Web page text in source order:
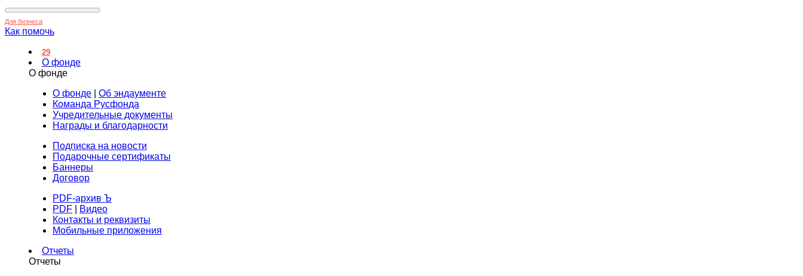
Для бизнеса
Как помочь
29
О фонде
О фонде
О фонде
Об эндаументе
Команда Русфонда
Учредительные документы
Награды и благодарности
Подписка на новости
Подарочные сертификаты
Баннеры
Договор
PDF-архив Ъ
PDF
Видео
Контакты и реквизиты
Мобильные приложения
Отчеты
Отчеты